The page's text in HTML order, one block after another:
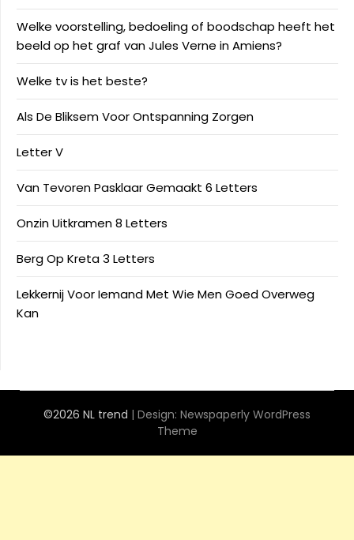
Welke voorstelling, bedoeling of boodschap heeft het
beeld op het graf van Jules Verne in Amiens?
Welke tv is het beste?
Als De Bliksem Voor Ontspanning Zorgen
Letter V
Van Tevoren Pasklaar Gemaakt 6 Letters
Onzin Uitkramen 8 Letters
Berg Op Kreta 3 Letters
Lekkernij Voor Iemand Met Wie Men Goed Overweg
Kan
©2026 NL trend | Design: Newspaperly WordPress
Theme